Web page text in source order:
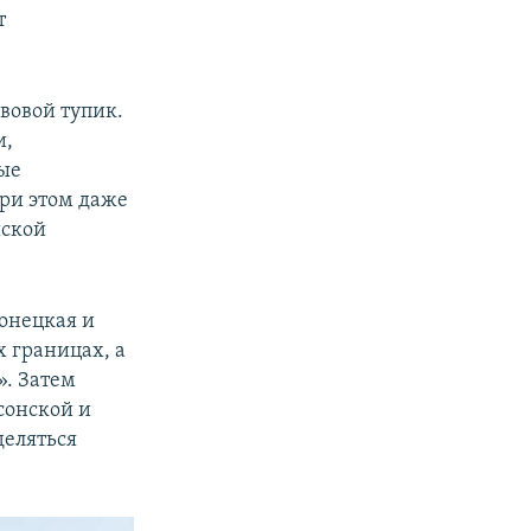
тупик.
этом даже
и
границах, а
Затем
и